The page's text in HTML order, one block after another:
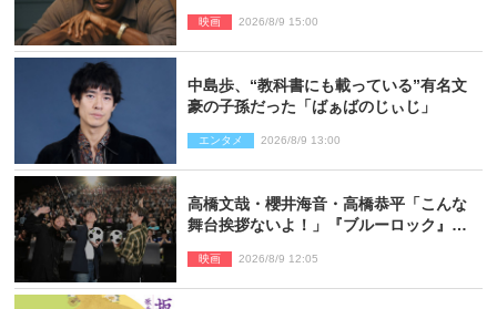
映画 2026/8/9 15:00
中島歩、“教科書にも載っている”有名文
豪の子孫だった「ばぁばのじぃじ」
エンタメ 2026/8/9 13:00
高橋文哉・櫻井海音・高橋恭平「こんな
舞台挨拶ないよ！」『ブルーロック』自
映画 2026/8/9 12:05